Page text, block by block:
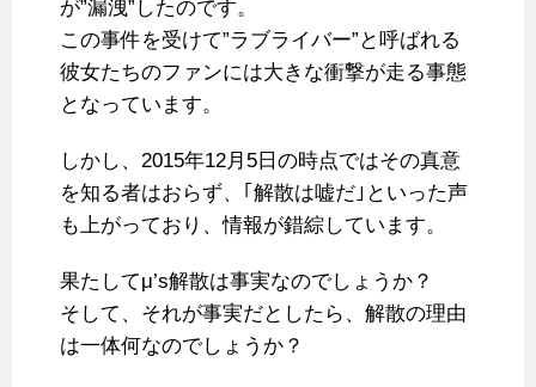
が”漏洩”したのです。
この事件を受けて”ラブライバー”と呼ばれる
彼女たちのファンには大きな衝撃が走る事態
となっています。
しかし、2015年12月5日の時点ではその真意
を知る者はおらず、｢解散は嘘だ｣といった声
も上がっており、情報が錯綜しています。
果たしてμ’s解散は事実なのでしょうか？
そして、それが事実だとしたら、解散の理由
は一体何なのでしょうか？